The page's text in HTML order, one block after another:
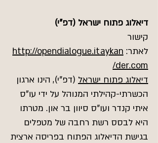
דיאלוג פתוח ישראל (דפ"י)
קישור
לאתר: http://opendialogue.itaykan
der.com/
דיאלוג פתוח ישראל (דפ"י), הינו ארגון
הכשרתי-קהילתי המנוהל על ידי עו"ס
איתי קנדר ועו"ס סיוון בר און. מטרתו
היא לבסס רשת רחבה של מטפלים
בגישת הדיאלוג הפתוח בפריסה ארצית